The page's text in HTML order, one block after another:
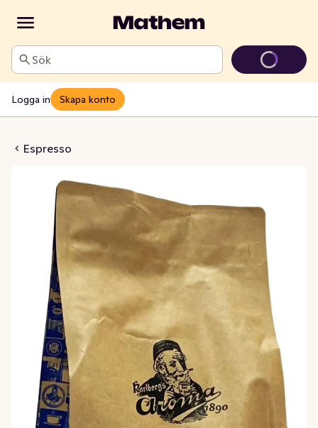
Sök
Logga in Skapa konto
Espresso
Dolce Mörkrost